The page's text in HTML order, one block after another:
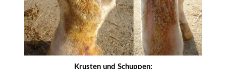
Krusten und Schuppen: